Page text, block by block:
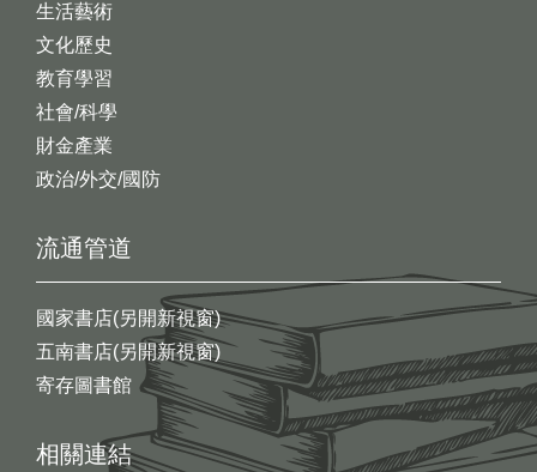
生活藝術
文化歷史
教育學習
社會/科學
財金產業
政治/外交/國防
流通管道
國家書店(另開新視窗)
五南書店(另開新視窗)
寄存圖書館
相關連結